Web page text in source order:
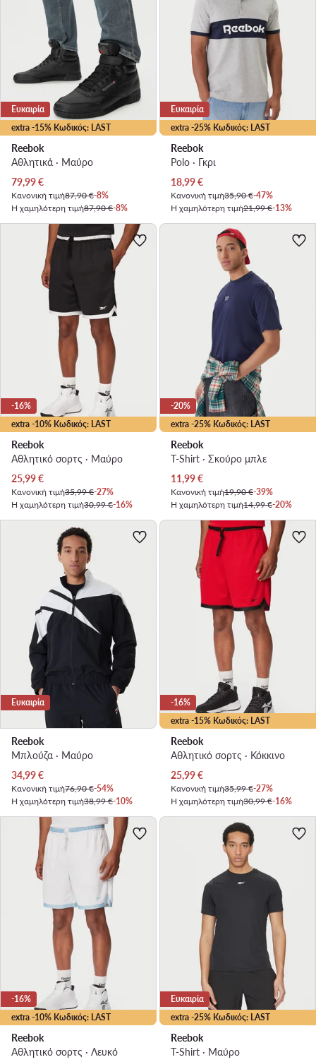
extra -15% Κωδικός: LAST
Ευκαιρία
Reebok
Αθλητικά · Μαύρο
Τρέχουσα τιμή
79,99€
Κανονική τιμή87,90 €-8%
Η χαμηλότερη τιμή87,90 €-8%
extra -25% Κωδικός: LAST
Ευκαιρία
Reebok
Polo · Γκρι
Τρέχουσα τιμή
18,99€
Κανονική τιμή35,90 €-47%
Η χαμηλότερη τιμή21,99 €-13%
extra -10% Κωδικός: LAST
-16%
Reebok
Αθλητικό σορτς · Μαύρο
Τρέχουσα τιμή
25,99€
Κανονική τιμή35,99 €-27%
Η χαμηλότερη τιμή30,99 €-16%
extra -25% Κωδικός: LAST
-20%
Reebok
T-Shirt · Σκούρο μπλε
Τρέχουσα τιμή
11,99€
Κανονική τιμή19,90 €-39%
Η χαμηλότερη τιμή14,99 €-20%
Ευκαιρία
Reebok
Μπλούζα · Μαύρο
Τρέχουσα τιμή
34,99€
Κανονική τιμή76,90 €-54%
Η χαμηλότερη τιμή38,99 €-10%
extra -15% Κωδικός: LAST
-16%
Reebok
Αθλητικό σορτς · Κόκκινο
Τρέχουσα τιμή
25,99€
Κανονική τιμή35,99 €-27%
Η χαμηλότερη τιμή30,99 €-16%
extra -10% Κωδικός: LAST
-16%
Reebok
Αθλητικό σορτς · Λευκό
extra -25% Κωδικός: LAST
Ευκαιρία
Reebok
T-Shirt · Μαύρο